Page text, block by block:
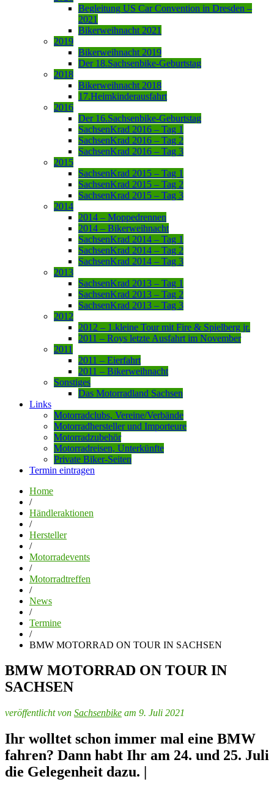
Begleitung US Car Convention in Dresden –
2021
Bikerweihnacht 2021
2019
Bikerweihnacht 2019
Der 18.Sachsenbike-Geburtstag
2018
Bikerweihnacht 2018
17.Heimkinderausfahrt
2016
Der 16.Sachsenbike-Geburtstag
SachsenKrad 2016 – Tag 1
SachsenKrad 2016 – Tag 2
SachsenKrad 2016 – Tag 3
2015
SachsenKrad 2015 – Tag 1
SachsenKrad 2015 – Tag 2
SachsenKrad 2015 – Tag 3
2014
2014 – Moppedrennen
2014 – Bikerweihnacht
SachsenKrad 2014 – Tag 1
SachsenKrad 2014 – Tag 2
SachsenKrad 2014 – Tag 3
2013
SachsenKrad 2013 – Tag 1
SachsenKrad 2013 – Tag 2
SachsenKrad 2013 – Tag 3
2012
2012 – 1.kleine Tour mit Fire & Spielberg jr.
2011 – Roys letzte Ausfahrt im November
2011
2011 – Eierfahrt
2011 – Bikerweihnacht
Sonstiges
Das Motorradland Sachsen
Links
Motorradclubs, Vereine/Verbände
Motorradhersteller und Importeure
Motorradzubehör
Motorradreisen, Unterkünfte
Private Biker-Seiten
Termin eintragen
Home
/
Händleraktionen
/
Hersteller
/
Motorradevents
/
Motorradtreffen
/
News
/
Termine
/
BMW MOTORRAD ON TOUR IN SACHSEN
BMW MOTORRAD ON TOUR IN
SACHSEN
veröffentlicht von Sachsenbike am 9. Juli 2021
Ihr wolltet schon immer mal eine BMW
fahren? Dann habt Ihr am 24. und 25. Juli
die Gelegenheit dazu.